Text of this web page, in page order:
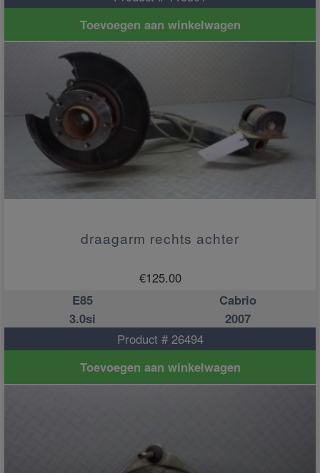
Toevoegen aan winkelwagen
draagarm rechts achter
€125.00
E85
Cabrio
3.0si
2007
Product # 26494
Toevoegen aan winkelwagen